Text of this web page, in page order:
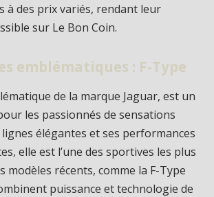
à des prix variés, rendant leur
sur Le Bon Coin.
emblématiques : F-Type
de la marque Jaguar, est un
les passionnés de sensations
élégantes et ses performances
elle est l’une des sportives les plus
modèles récents, comme la F-Type
puissance et technologie de